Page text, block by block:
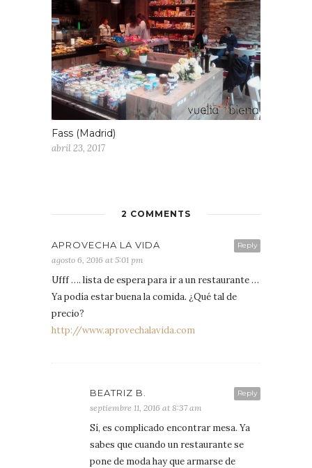
Fass (Madrid)
abril 23, 2017
2 COMMENTS
Reply
APROVECHA LA VIDA
agosto 6, 2016 at 5:01 pm
Ufff …. lista de espera para ir a un restaurante …
Ya podía estar buena la comida. ¿Qué tal de
precio?
http://www.aprovechalavida.com
Reply
BEATRIZ B.
septiembre 11, 2016 at 8:37 am
Sí, es complicado encontrar mesa. Ya
sabes que cuando un restaurante se
pone de moda hay que armarse de